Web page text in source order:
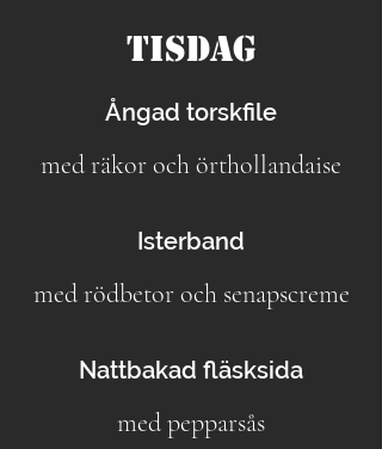
Tisdag
Ångad torskfile
med räkor och örthollandaise
Isterband
med rödbetor och senapscreme
Nattbakad fläsksida
med pepparsås